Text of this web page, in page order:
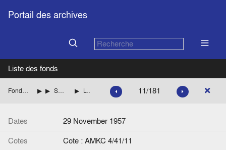
Portail des archives
Liste des fonds
Fonds Jean Monnet : Comité d'action, correspondance ITALIE
SARAGAT Giuseppe (Parti socialiste démocratique italien, PSDI) Liste des èces Lettre de Jacques Van Helmont à G. Saragat. 11/181
Dates
29 November 1957
Cotes
Cote : AMKC 4/41/11